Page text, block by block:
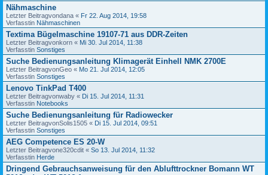
Nähmaschine
Letzter Beitragvondana « Fr 22. Aug 2014, 19:58
Verfasstin Nähmaschinen
Textima Bügelmaschine 19107-71 aus DDR-Zeiten
Letzter Beitragvonkorn « Mi 30. Jul 2014, 11:38
Verfasstin Sonstiges
Suche Bedienungsanleitung Klimagerät Einhell NMK 2700E
Letzter BeitragvonGeo « Mo 21. Jul 2014, 12:05
Verfasstin Sonstiges
Lenovo TinkPad T400
Letzter Beitragvonwaby « Di 15. Jul 2014, 11:31
Verfasstin Notebooks
Suche Bedienungsanleitung für Radiowecker
Letzter BeitragvonSolis1505 « Di 15. Jul 2014, 09:51
Verfasstin Sonstiges
AEG Competence ES 20-W
Letzter Beitragvone320cdit « So 13. Jul 2014, 11:32
Verfasstin Herde
Dringend Gebrauchsanweisung für den Ablufttrockner Bomann WT